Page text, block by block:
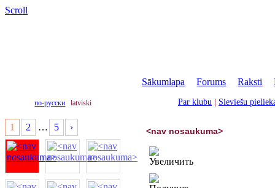
Scroll
Sākumlapa |Forums |Raksti |
по-русски latviski Par klubu Sieviešu
<nav nosaukuma>
1 2 … 5 ›